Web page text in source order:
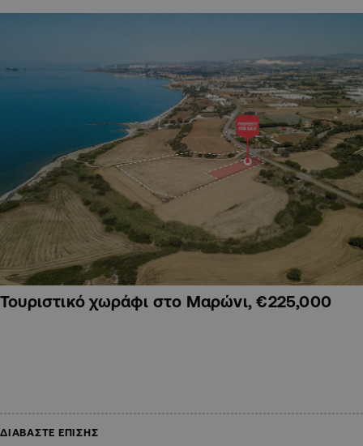
Τουριστικό χωράφι στο Μαρώνι, €225,000
ΔΙΑΒΑΣΤΕ ΕΠΙΣΗΣ